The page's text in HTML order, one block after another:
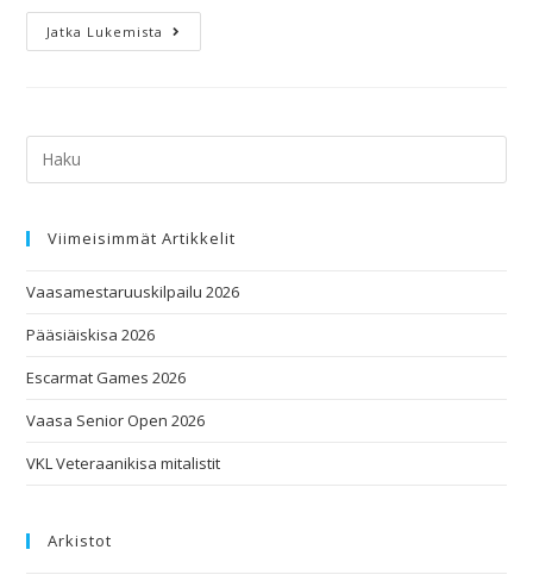
Jatka Lukemista
Viimeisimmät Artikkelit
Vaasamestaruuskilpailu 2026
Pääsiäiskisa 2026
Escarmat Games 2026
Vaasa Senior Open 2026
VKL Veteraanikisa mitalistit
Arkistot